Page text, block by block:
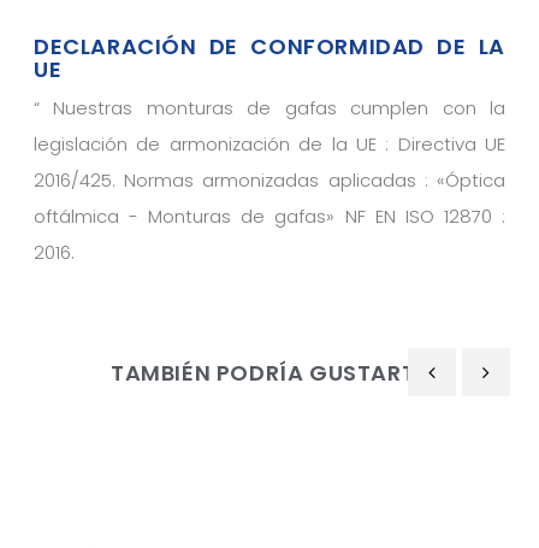
DECLARACIÓN DE CONFORMIDAD DE LA
UE
“ Nuestras monturas de gafas cumplen con la
legislación de armonización de la UE : Directiva UE
2016/425. Normas armonizadas aplicadas : «Óptica
oftálmica - Monturas de gafas» NF EN ISO 12870 :
2016.
TAMBIÉN PODRÍA GUSTARTE